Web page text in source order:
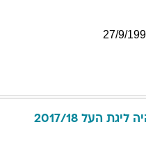
27/9/
ליגת העל 2017/18